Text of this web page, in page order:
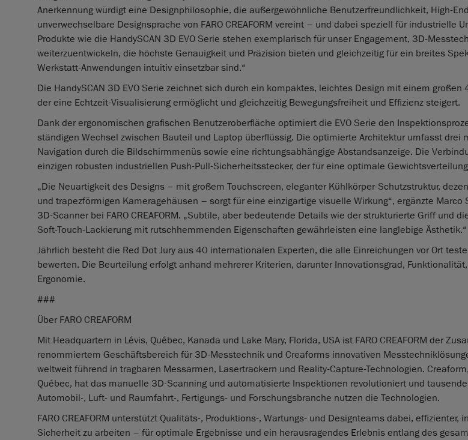
Anerkennung würdigt eine Designphilosophie, die außergewöhnliche Benutzerfreundlichkeit,
unverwechselbare Designsprache von FARO CREAFORM vereint – und dabei speziell für industrielle
Produkte wie die HandySCAN 3D EVO Serie stehen exemplarisch für unser Engagement,
weiterzuentwickeln, die höchste Genauigkeit und Präzision bieten und gleichzeitig für ein breites
Werkstatt‑Anwendungen intuitiv einsetzbar sind.“
Die HandySCAN 3D EVO Serie zeichnet sich durch ein kompaktes, leichtes Design mit einem großen
der eine Echtzeit‑Visualisierung ermöglicht und gleichzeitig Bewegungsfreiheit und Effizienz steigert.
Dank der ergonomischen grafischen Benutzeroberfläche optimiert die EVO Serie den
ständigen Wechsel zwischen Bauteil und Laptop überflüssig. Die optimierte Architektur umfasst drei
Navigation durch die Bildschirmmenüs sowie eine richtungsabhängige Abstandsanzeige. Die
einzigen robusten industriellen Push‑Pull‑Sicherheitsstecker, der für eine optimale
„Die Neuartigkeit des Designs – mit großem Touchscreen, eleganter Kühlkörper‑Schutzstruktur,
und trapezförmigen Kameragehäusen – sorgt für eine einzigartige visuelle Wirkung“, ergänzte Marco
3D‑Scanner bei FARO CREAFORM. „Subtile, aber bedeutende Details wie der strukturierte Griff und
Soft‑Touch‑Lackierung mit rutschhemmenden Eigenschaften gewährleisten eine langlebige Ästhetik.“
Jährlich besteht die Red Dot Jury aus 40 internationalen Experten, die alle Einreichungen vor Ort
bewerten. Die Beurteilung erfolgt anhand mehrerer Kriterien, darunter Innovationsgrad,
Ergonomie.
###
Über FARO CREAFORM
Mit Headquartern in Lévis, Québec, Kanada und Lake Mary, Florida, USA ist FARO CREAFORM der
renommiertem Geschäftsbereich für 3D-Messtechnik und Creaforms innovativen
weltweit führend in tragbaren Messarmen, Lasertrackern und Reality-Capture-Technologien.
Québec, hat das manuelle 3D-Scanning und automatisierte Inspektionen revolutioniert und
Automobil-, Luft- und Raumfahrt-, Fertigungs- und Forschungsbranche nutzen die Technologien.
FARO CREAFORM unterstützt Qualitäts-, Produktions-, Wartungs- und Designteams dabei, effizienter,
Sicherheit zu arbeiten – für optimale Ergebnisse und ein herausragendes Erlebnis entlang des